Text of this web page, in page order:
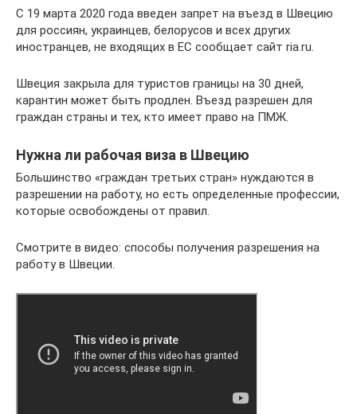
С 19 марта 2020 года введен запрет на въезд в Швецию
для россиян, украинцев, белорусов и всех других
иностранцев, не входящих в ЕС сообщает сайт ria.ru.
Швеция закрыла для туристов границы на 30 дней,
карантин может быть продлен. Въезд разрешен для
граждан страны и тех, кто имеет право на ПМЖ.
Нужна ли рабочая виза в Швецию
Большинство «граждан третьих стран» нуждаются в
разрешении на работу, но есть определенные профессии,
которые освобождены от правил.
Смотрите в видео: способы получения разрешения на
работу в Швеции.